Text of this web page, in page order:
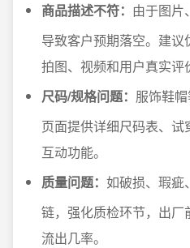
商品描述不符： 由于图片
导致客户预期落空。建
拍图、视频和用户真实评
尺码/规格问题： 服饰鞋
页面提供详细尺码表、
互动功能。
质量问题： 如破损、瑕疵
链，强化质检环节，出
流出几率。